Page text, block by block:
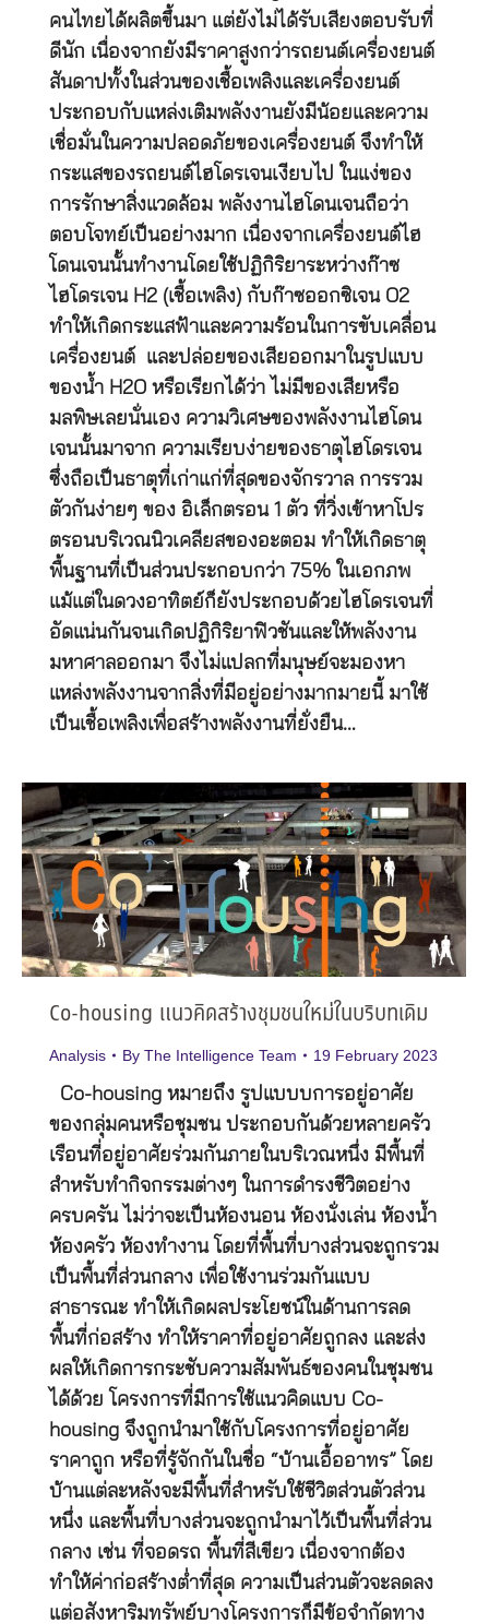
คนไทยได้ผลิตขึ้นมา แต่ยังไม่ได้รับเสียงตอบรับที่
ดีนัก เนื่องจากยังมีราคาสูงกว่ารถยนต์เครื่องยนต์
สันดาปทั้งในส่วนของเชื้อเพลิงและเครื่องยนต์
ประกอบกับแหล่งเติมพลังงานยังมีน้อยและความ
เชื่อมั่นในความปลอดภัยของเครื่องยนต์ จึงทำให้
กระแสของรถยนต์ไฮโดรเจนเงียบไป ในแง่ของ
การรักษาสิ่งแวดล้อม พลังงานไฮโดนเจนถือว่า
ตอบโจทย์เป็นอย่างมาก เนื่องจากเครื่องยนต์ไฮ
โดนเจนนั้นทำงานโดยใช้ปฏิกิริยาระหว่างก๊าซ
ไฮโดรเจน H2 (เชื้อเพลิง) กับก๊าซออกซิเจน O2
ทำให้เกิดกระแสฟ้าและความร้อนในการขับเคลื่อน
เครื่องยนต์ และปล่อยของเสียออกมาในรูปแบบ
ของน้ำ H2O หรือเรียกได้ว่า ไม่มีของเสียหรือ
มลพิษเลยนั่นเอง ความวิเศษของพลังงานไฮโดน
เจนนั้นมาจาก ความเรียบง่ายของธาตุไฮโดรเจน
ซึ่งถือเป็นธาตุที่เก่าแก่ที่สุดของจักรวาล การรวม
ตัวกันง่ายๆ ของ อิเล็กตรอน 1 ตัว ที่วิ่งเข้าหาโปร
ตรอนบริเวณนิวเคลียสของอะตอม ทำให้เกิดธาตุ
พื้นฐานที่เป็นส่วนประกอบกว่า 75% ในเอกภพ
แม้แต่ในดวงอาทิตย์ก็ยังประกอบด้วยไฮโดรเจนที่
อัดแน่นกันจนเกิดปฏิกิริยาฟิวชันและให้พลังงาน
มหาศาลออกมา จึงไม่แปลกที่มนุษย์จะมองหา
แหล่งพลังงานจากสิ่งที่มีอยู่อย่างมากมายนี้ มาใช้
เป็นเชื้อเพลิงเพื่อสร้างพลังงานที่ยั่งยืน…
Co-housing แนวคิดสร้างชุมชนใหม่ในบริบทเดิม
Analysis By The Intelligence Team 19 February 2023
Co-housing หมายถึง รูปแบบบการอยู่อาศัย
ของกลุ่มคนหรือชุมชน ประกอบกันด้วยหลายครัว
เรือนที่อยู่อาศัยร่วมกันภายในบริเวณหนึ่ง มีพื้นที่
สำหรับทำกิจกรรมต่างๆ ในการดำรงชีวิตอย่าง
ครบครัน ไม่ว่าจะเป็นห้องนอน ห้องนั่งเล่น ห้องน้ำ
ห้องครัว ห้องทำงาน โดยที่พื้นที่บางส่วนจะถูกรวม
เป็นพื้นที่ส่วนกลาง เพื่อใช้งานร่วมกันแบบ
สาธารณะ ทำให้เกิดผลประโยชน์ในด้านการลด
พื้นที่ก่อสร้าง ทำให้ราคาที่อยู่อาศัยถูกลง และส่ง
ผลให้เกิดการกระชับความสัมพันธ์ของคนในชุมชน
ได้ด้วย โครงการที่มีการใช้แนวคิดแบบ Co-
housing จึงถูกนำมาใช้กับโครงการที่อยู่อาศัย
ราคาถูก หรือที่รู้จักกันในชื่อ “บ้านเอื้ออาทร” โดย
บ้านแต่ละหลังจะมีพื้นที่สำหรับใช้ชีวิตส่วนตัวส่วน
หนึ่ง และพื้นที่บางส่วนจะถูกนำมาไว้เป็นพื้นที่ส่วน
กลาง เช่น ที่จอดรถ พื้นที่สีเขียว เนื่องจากต้อง
ทำให้ค่าก่อสร้างต่ำที่สุด ความเป็นส่วนตัวจะลดลง
แต่อสังหาริมทรัพย์บางโครงการก็มีข้อจำกัดทาง